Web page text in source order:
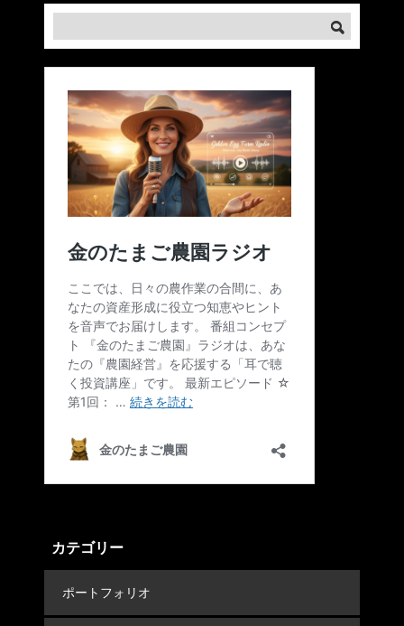
カテゴリー
ポートフォリオ